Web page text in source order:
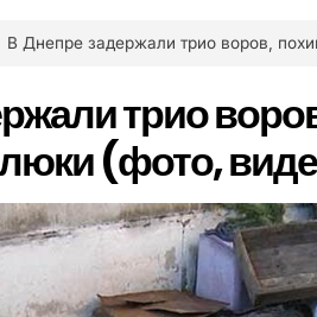
В Днепре задержали трио воров,
трио
(фото,